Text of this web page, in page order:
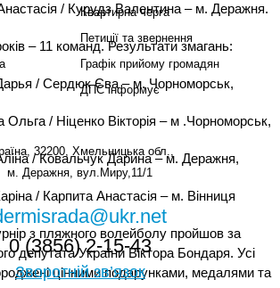
/ Курудз Валентина – м. Деражня.
– 11 команд. Результати змагань:
/ Сердюк Єва – м. Чорноморськ,
Ольга / Ніценко Вікторія – м .Чорноморськ,
/ Ковальчук Дарина – м. Деражня,
/ Карпита Анастасія – м. Вінниця
з пляжного волейболу пройшов за
депутата України Віктора Бондаря. Усі
цінними подарунками, медалями та
Квартирна черга
Петиції та звернення
Графік прийому громадян
ДПС інформує
32200, Хмельницька обл.,
м. Деражня, вул.Миру,11/1
0 (3856) 2-15-43
Зворотній зв’язок